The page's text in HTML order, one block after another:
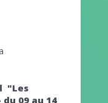
"Les
09 au 14